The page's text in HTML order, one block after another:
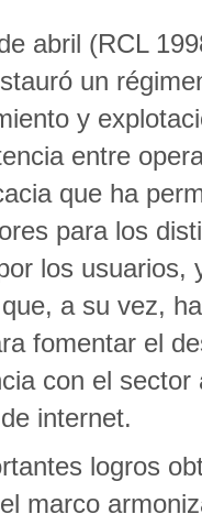
abril (RCL
un
y
entre
que ha
para los
los
a su vez,
fomentar el
con el
internet.
logros
marco